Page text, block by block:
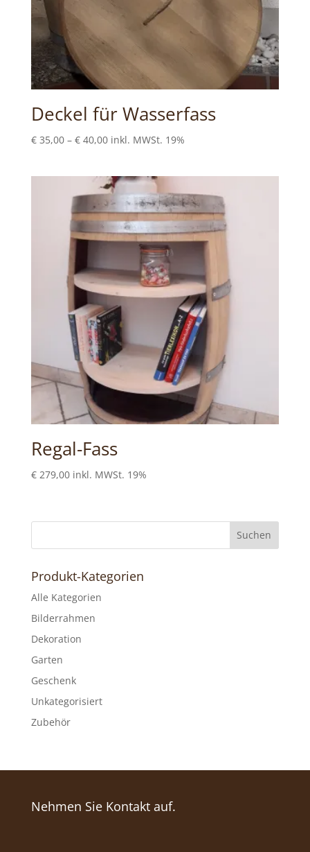
Deckel für Wasserfass
€ 35,00 – € 40,00Preisspanne:
€40,00
inkl. MWSt. 19%
Regal-Fass
€ 279,00 inkl. MWSt. 19%
Produkt-Kategorien
Alle Kategorien
Bilderrahmen
Dekoration
Garten
Geschenk
Unkategorisiert
Zubehör
Nehmen Sie Kontakt auf.